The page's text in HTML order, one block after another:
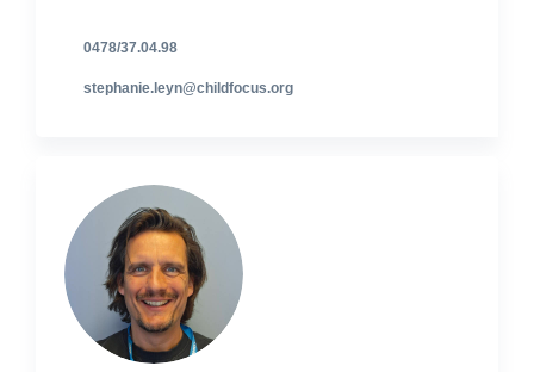
0478/37.04.98
stephanie.leyn@childfocus.org